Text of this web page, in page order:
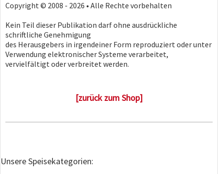
Copyright © 2008 - 2026 • Alle Rechte vorbehalten
Kein Teil dieser Publikation darf ohne ausdrückliche
schriftliche Genehmigung
des Herausgebers in irgendeiner Form reproduziert oder unter
Verwendung elektronischer Systeme verarbeitet,
vervielfältigt oder verbreitet werden.
[zurück zum Shop]
Unsere Speisekategorien: